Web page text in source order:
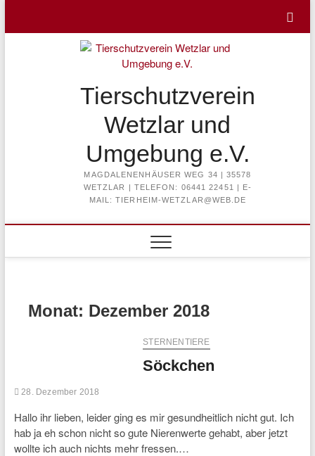
content
Tierschutzverein
Wetzlar und
Umgebung e.V.
MAGDALENENHÄUSER WEG 34 | 35578
WETZLAR | TELEFON: 06441 22451 | E-
MAIL: TIERHEIM-WETZLAR@WEB.DE
Monat: Dezember 2018
STERNENTIERE
Söckchen
28. Dezember 2018
Hallo ihr lieben, leider ging es mir gesundheitlich nicht gut. Ich
hab ja eh schon nicht so gute Nierenwerte gehabt, aber jetzt
wollte ich auch nichts mehr fressen.…